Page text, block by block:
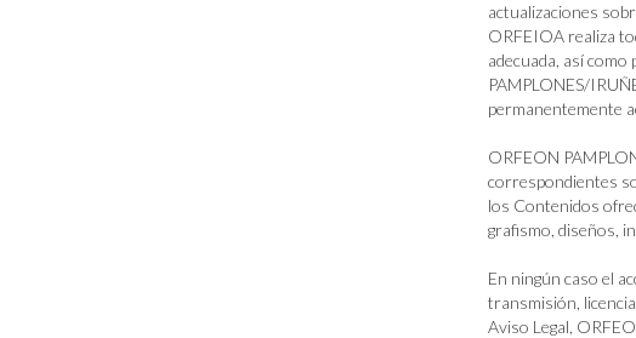
actualizaciones
ORFEIOA realiza
adecuada, así
PAMPLONES/
permanentemente
ORFEON
correspondientes
los Contenidos
grafismo, diseños,
En ningún caso el
transmisión,
Aviso Legal,